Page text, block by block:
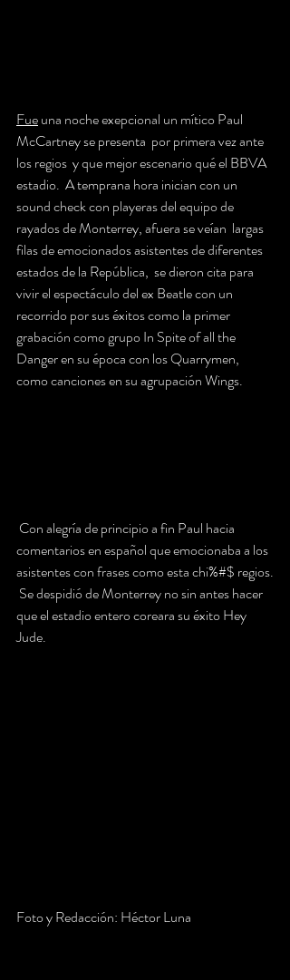
Fue una noche exepcional un mítico Paul
McCartney se presenta  por primera vez ante
los regios  y que mejor escenario qué el BBVA
estadio.  A temprana hora inician con un
sound check con playeras del equipo de
rayados de Monterrey, afuera se veían  largas
filas de emocionados asistentes de diferentes
estados de la República,  se dieron cita para
vivir el espectáculo del ex Beatle con un
recorrido por sus éxitos como la primer
grabación como grupo In Spite of all the
Danger en su época con los Quarrymen,
como canciones en su agrupación Wings.
comentarios en español que emocionaba a los
asistentes con frases como esta chi%#$ regios.
que el estadio entero coreara su éxito Hey
Jude.
Foto y Redacción: Héctor Luna